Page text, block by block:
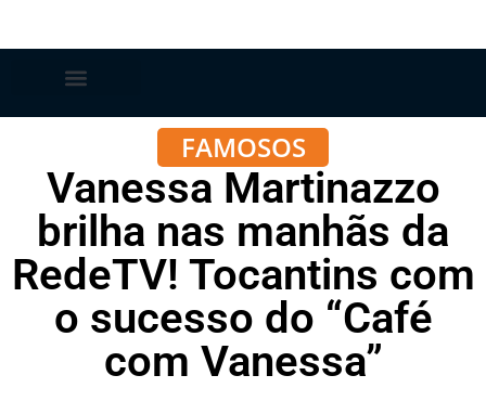
FAMOSOS
Vanessa Martinazzo
brilha nas manhãs da
RedeTV! Tocantins com
o sucesso do “Café
com Vanessa”